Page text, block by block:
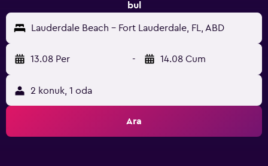
bul
Lauderdale Beach - Fort Lauderdale, FL, ABD
13.08 Per - 14.08 Cum
2 konuk, 1 oda
Ara